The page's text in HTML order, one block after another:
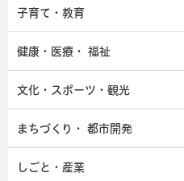
子育て・教育
健康・医療・ 福祉
文化・スポーツ・観光
まちづくり・ 都市開発
しごと・産業